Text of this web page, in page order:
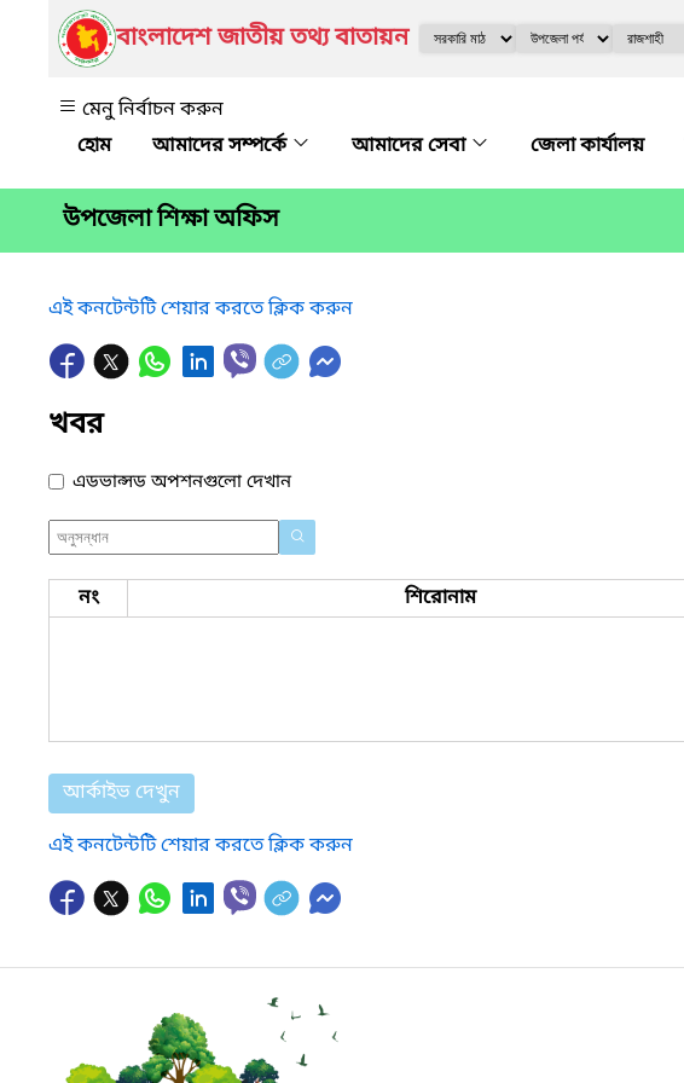
বাংলাদেশ জাতীয় তথ্য বাতায়ন
মেনু নির্বাচন করুন
আমাদের সম্পর্কে
আমাদের সেবা জেলা কার্যালয়
উপজেলা শিক্ষা অফিস
এই কনটেন্টটি শেয়ার করতে ক্লিক করুন
খবর
এডভান্সড অপশনগুলো দেখান
নং শিরোনাম
আর্কাইভ দেখুন
এই কনটেন্টটি শেয়ার করতে ক্লিক করুন